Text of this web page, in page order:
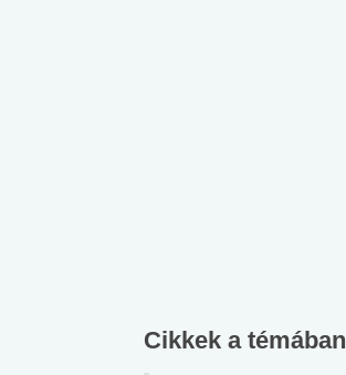
Cikkek a témában